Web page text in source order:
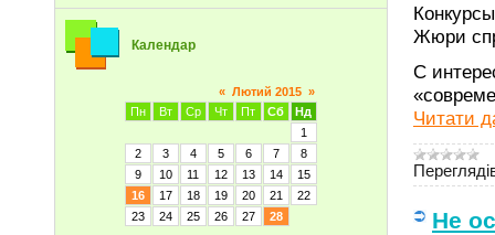
Календар
« Лютий 2015 »
Пн
Вт Ср Чт Пт Сб
Нд
1
2
3 4 5 6 7
8
9
10 11 12 13 14
15
16
17 18 19 20 21
22
23
24 25 26 27 28
Жюри
С
Читати
Не